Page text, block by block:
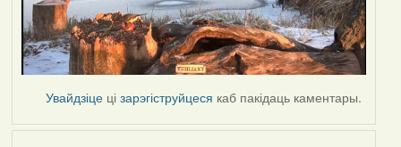
Увайдзіце цізарэгіструйцеся каб пакідаць каментары.